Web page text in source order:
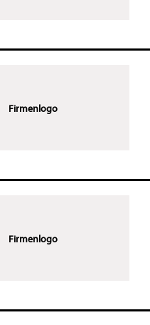
Firmenlogo
Firmenlogo